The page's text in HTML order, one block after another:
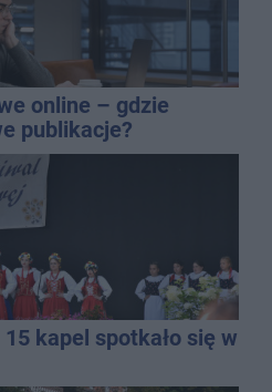
online – gdzie
publikacje?
kapel spotkało się w